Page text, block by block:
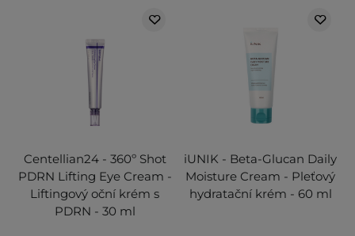
Centellian24 - 360º Shot
PDRN Lifting Eye Cream -
Liftingový oční krém s
PDRN - 30 ml
iUNIK - Beta-Glucan Daily
Moisture Cream - Pleťový
hydratační krém - 60 ml